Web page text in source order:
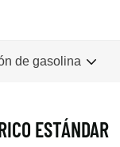
de gasolina
ESTÁNDAR